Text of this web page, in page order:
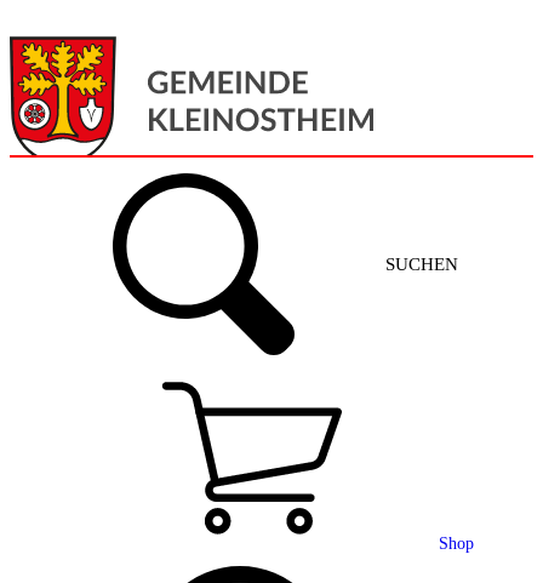
SUCHEN
Shop
Gemeinde + Service